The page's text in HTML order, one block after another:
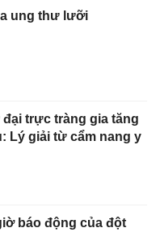
ung thư lưỡi
trực tràng gia tăng
Lý giải từ cẩm nang y
báo động của đột